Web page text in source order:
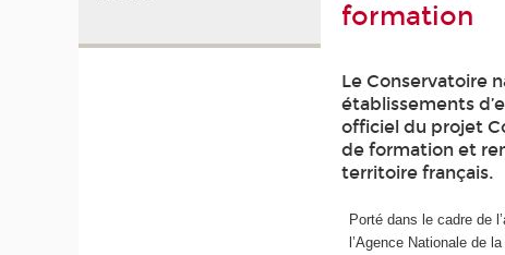
formation
Le Conservatoire
établissements
officiel du projet
de formation et
territoire français.
Porté dans le cadre de
l’Agence Nationale de